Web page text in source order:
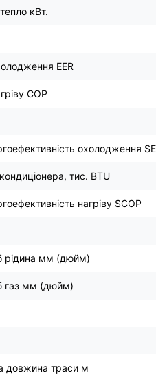
кВт.
EER
COP
охолодження
тис. BTU
нагріву SCOP
рідина мм (дюйм)
газ мм (дюйм)
довжина траси м